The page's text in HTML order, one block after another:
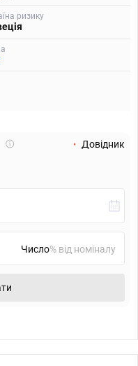
ризику
Що
Довідник
% від номіналу